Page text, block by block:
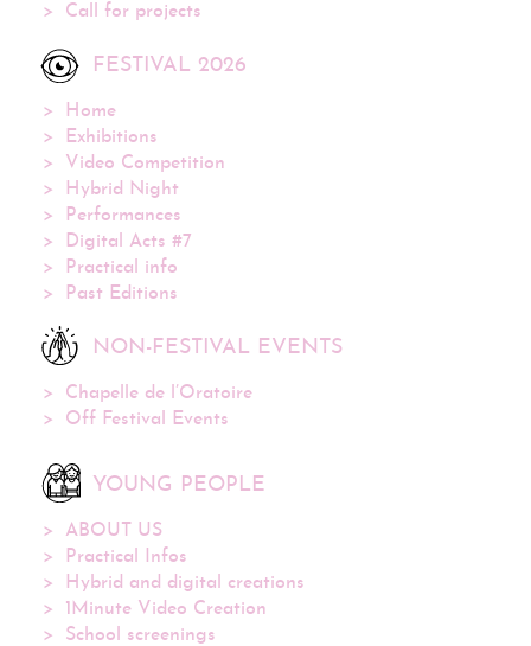
Call for projects
FESTIVAL 2026
Home
Exhibitions
Video Competition
Hybrid Night
Performances
Digital Acts #7
Practical info
Past Editions
NON-FESTIVAL EVENTS
Chapelle de l’Oratoire
Off Festival Events
YOUNG PEOPLE
ABOUT US
Practical Infos
Hybrid and digital creations
1Minute Video Creation
School screenings